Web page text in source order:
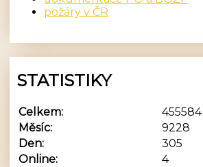
požáry v ČR
STATISTIKY
Online: 4
Celkem:
455584
Měsíc:
9228
Den:
305